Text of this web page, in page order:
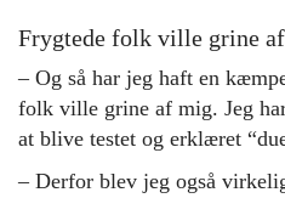
Frygtede folk ville grine
– Og så har jeg haft en
folk ville grine af mig. Jeg
at blive testet og erklæret
– Derfor blev jeg også